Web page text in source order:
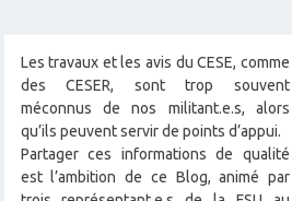
Les travaux et les avis du CESE, comme
des CESER, sont trop souvent
méconnus de nos militant.e.s, alors
qu’ils peuvent servir de points d’appui.
Partager ces informations de qualité
est l’ambition de ce Blog, animé par